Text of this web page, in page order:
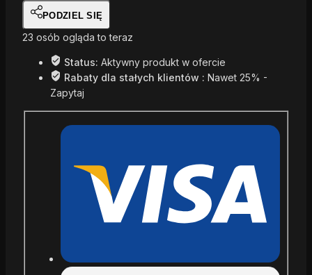
PODZIEL SIĘ
23 osób ogląda to teraz
Status: Aktywny produkt w ofercie
Rabaty dla stałych klientów : Nawet 25% -
Zapytaj